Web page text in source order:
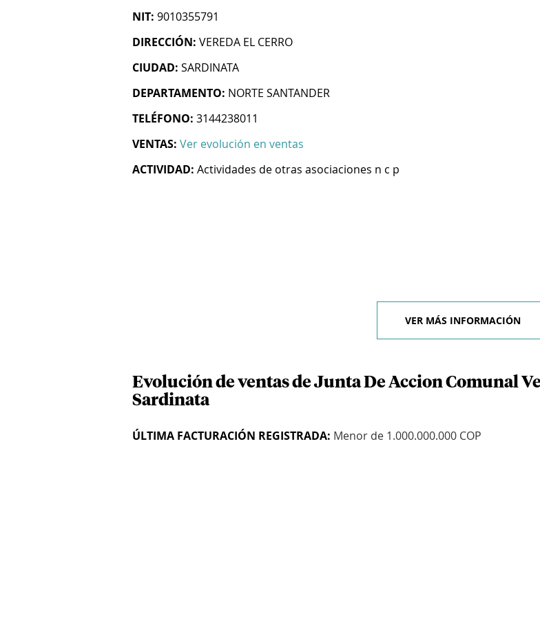
NIT: 9010355791
DIRECCIÓN: VEREDA EL CERRO
CIUDAD: SARDINATA
DEPARTAMENTO: NORTE SANTANDER
TELÉFONO: 3144238011
VENTAS: Ver evolución en ventas
ACTIVIDAD: Actividades de otras asociaciones n c p
VER MÁS INFORMACIÓN
Evolución de ventas de Junta De Accion Comunal
Sardinata
ÚLTIMA FACTURACIÓN REGISTRADA: Menor de 1.000.000.000 COP